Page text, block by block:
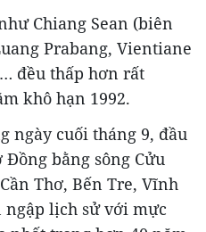
Chiang Sean (biên
Prabang, Vientiane
đều thấp hơn rất
khô hạn 1992.
ngày cuối tháng 9, đầu
bằng sông Cửu
Thơ, Bến Tre, Vĩnh
lịch sử với mực